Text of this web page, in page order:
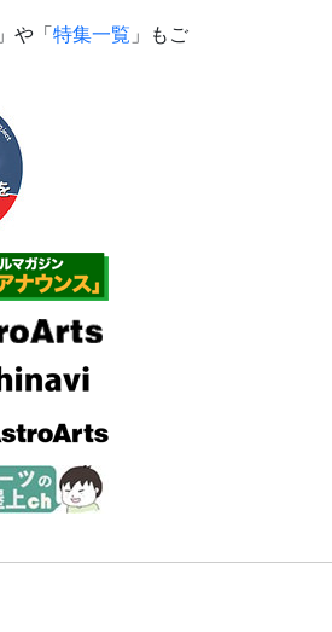
」や「特集一覧 」もご